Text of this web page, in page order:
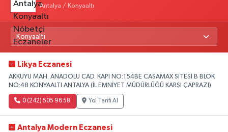
Antalya / Konyaaltı
Likya Eczanesi
AKKUYU MAH. ANADOLU CAD. KAPI NO:154BE CASAMAX SİTESİ B BLOK
NO:48 KONYAALTI ANTALYA (İL EMNİYET MÜDÜRLÜĞÜ KARŞI ÇAPRAZI)
0 (242) 505 96 58 Yol Tarifi Al
Antalya Modern Eczanesi